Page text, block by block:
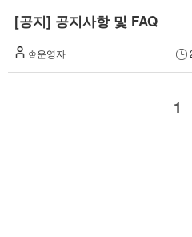
[공지] 공지사항 및 FAQ
♔운영자
1